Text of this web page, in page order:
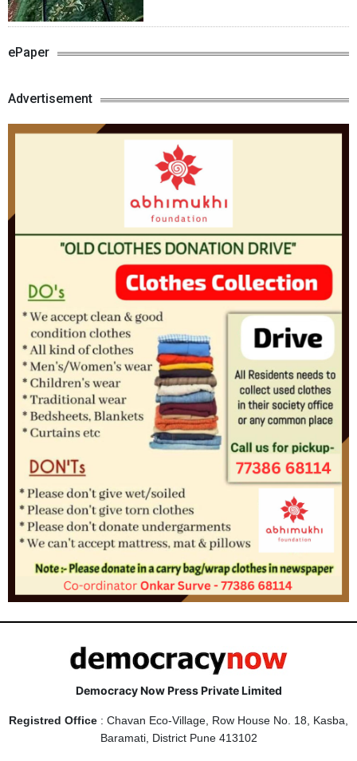
ePaper
Advertisement
Democracy Now Press Private Limited
Registred Office : Chavan Eco-Village, Row House No. 18, Kasba,
Baramati, District Pune 413102